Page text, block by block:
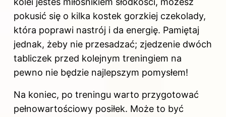
pokusić się o kilka kostek gorzkiej czekolady,
która poprawi nastrój i da energię. Pamiętaj
jednak, żeby nie przesadzać; zjedzenie dwóch
tabliczek przed kolejnym treningiem na
pewno nie będzie najlepszym pomysłem!
Na koniec, po treningu warto przygotować
pełnowartościowy posiłek. Może to być